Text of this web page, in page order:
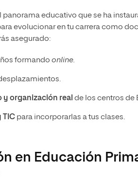
educativo que se ha
evolucionar en tu carrera como
asegurado:
formando online.
organización real de los centros de
TIC para incorporarlas a tus clases.
en Educación